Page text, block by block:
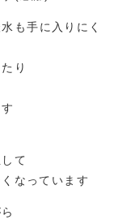
も手に入りにく
り
て
なっています